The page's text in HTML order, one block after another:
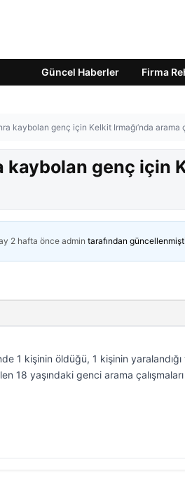
Güncel Haberler Firma
kaybolan genç için Kelkit Irmağı’nda arama
kaybolan genç için
2 hafta önceadmin tarafından
1 kişinin öldüğü, 1 kişinin
18 yaşındaki genci arama